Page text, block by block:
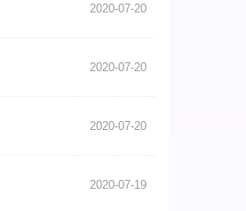
2020-07-20
2020-07-20
2020-07-20
2020-07-19